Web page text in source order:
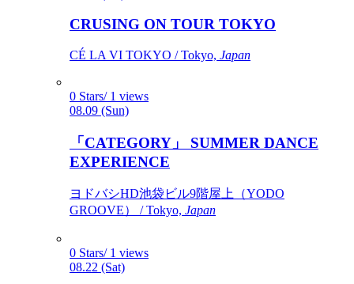
CRUSING ON TOUR TOKYO
CÉ LA VI TOKYO / Tokyo, Japan
0 Stars/ 1 views
08.09 (Sun)
「CATEGORY」 SUMMER DANCE
EXPERIENCE
ヨドバシHD池袋ビル9階屋上（YODO
GROOVE） / Tokyo, Japan
0 Stars/ 1 views
08.22 (Sat)